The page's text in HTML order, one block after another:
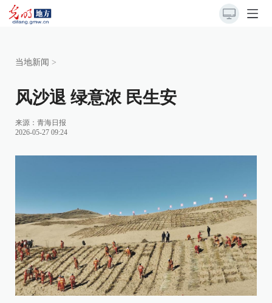
当地新闻 >
风沙退 绿意浓 民生安
来源： 青海日报
2026-05-27 09:24